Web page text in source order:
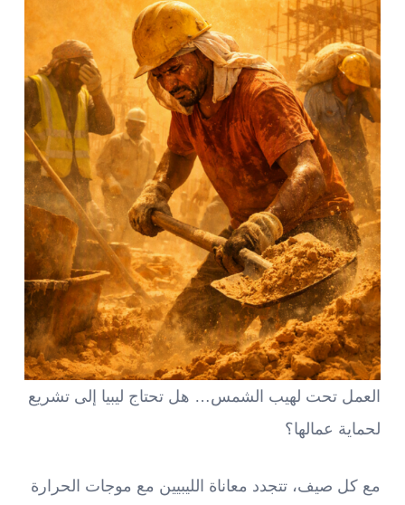
العمل تحت لهيب الشمس… هل تحتاج ليبيا إلى تشريع
لحماية عمالها؟
مع كل صيف، تتجدد معاناة الليبيين مع موجات الحرارة